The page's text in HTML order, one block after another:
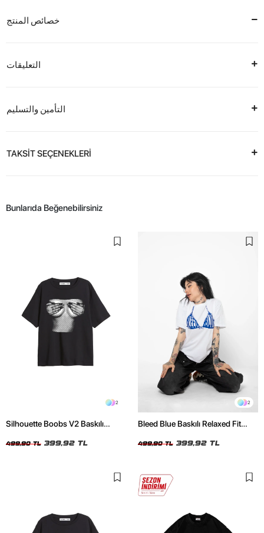
خصائص المنتج
التعليقات
التأمين والتسليم
TAKSİT SEÇENEKLERİ
Bunlarıda Beğenebilirsiniz
2
Silhouette Boobs V2 Baskılı
499,90 TL 399,92 TL
2
Bleed Blue Baskılı Relaxed Fit
499,90 TL 399,92 TL